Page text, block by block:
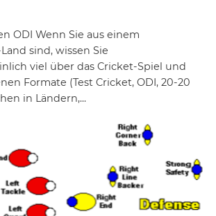
ODI Wenn Sie aus einem
sind, wissen Sie
viel über das Cricket-Spiel und
Formate (Test Cricket, ODI, 20-20
in Ländern,...